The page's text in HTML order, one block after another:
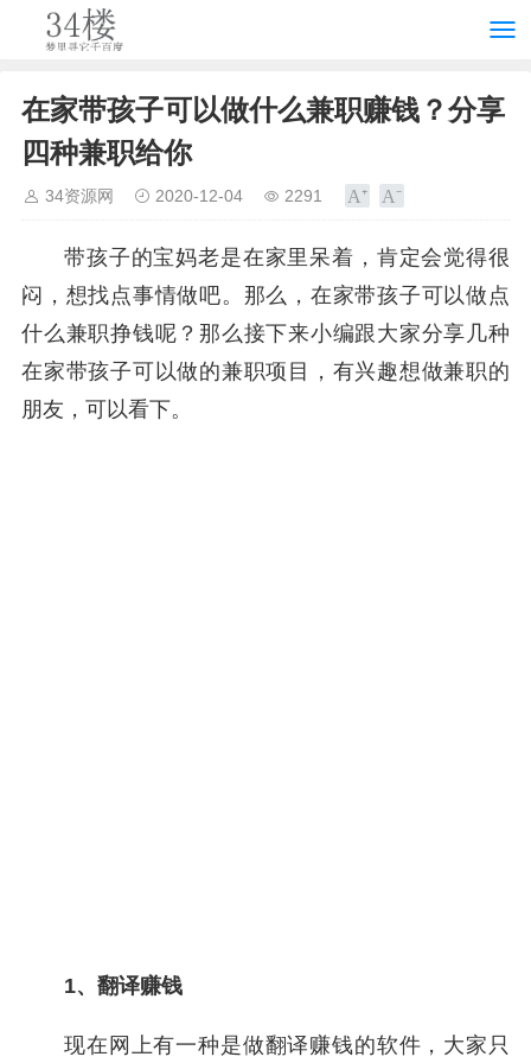
在家带孩子可以做什么兼职赚钱？分享
四种兼职给你
34资源网 2020-12-04 2291
带孩子的宝妈老是在家里呆着，肯定会觉得很
闷，想找点事情做吧。那么，在家带孩子可以做点
什么兼职挣钱呢？那么接下来小编跟大家分享几种
在家带孩子可以做的兼职项目，有兴趣想做兼职的
朋友，可以看下。
1、翻译赚钱
现在网上有一种是做翻译赚钱的软件，大家只